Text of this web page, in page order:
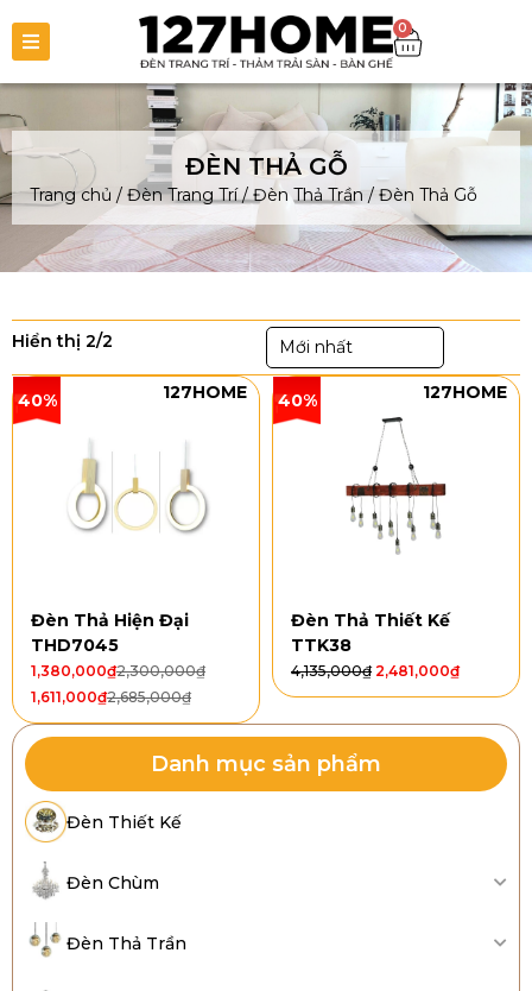
0
ĐÈN THẢ GỖ
Trang chủ / Đèn Trang Trí/Đèn Thả Trần / Đèn Thả Gỗ
Danh mục sản phẩm
Đèn Thiết Kế
Đèn Chùm
Đèn Thả Trần
Hiển thị 2/2 Mới nhất
40% 127HOME
Đèn Thả Hiện Đại
THD7045
2,300,000₫
1,380,000₫
2,685,000₫
1,611,000₫
40% 127HOME
Đèn Thả Thiết Kế
TTK38
4,135,000₫ 2,481,000₫